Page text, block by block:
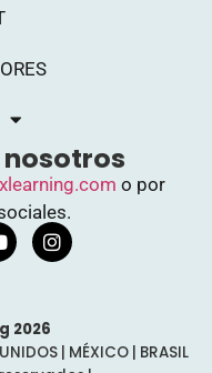
o por
2026
| MÉXICO | BRASIL